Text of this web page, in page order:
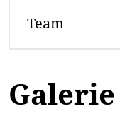
Team
Galerie